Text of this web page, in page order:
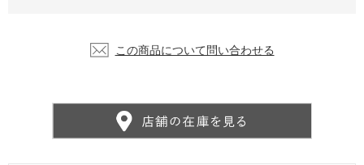
この商品について問い合わせる